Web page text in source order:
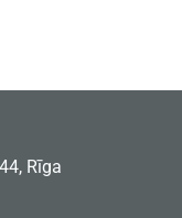
Rīga